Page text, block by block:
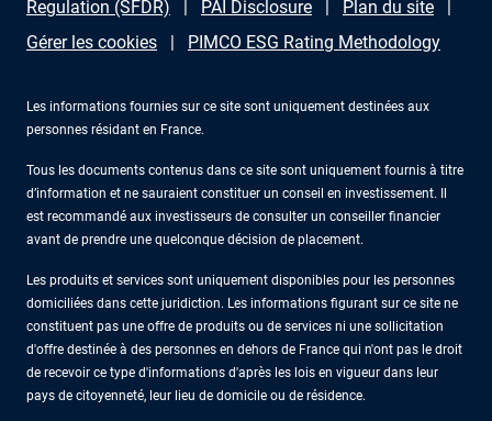
Regulation (SFDR)
PAI Disclosure
Plan du site
Gérer les cookies
PIMCO ESG Rating Methodology
Les informations fournies sur ce site sont uniquement destinées aux
personnes résidant en France.
Tous les documents contenus dans ce site sont uniquement fournis à titre
d’information et ne sauraient constituer un conseil en investissement. Il
est recommandé aux investisseurs de consulter un conseiller financier
avant de prendre une quelconque décision de placement.
Les produits et services sont uniquement disponibles pour les personnes
domiciliées dans cette juridiction. Les informations figurant sur ce site ne
constituent pas une offre de produits ou de services ni une sollicitation
d'offre destinée à des personnes en dehors de France qui n'ont pas le droit
de recevoir ce type d'informations d'après les lois en vigueur dans leur
pays de citoyenneté, leur lieu de domicile ou de résidence.